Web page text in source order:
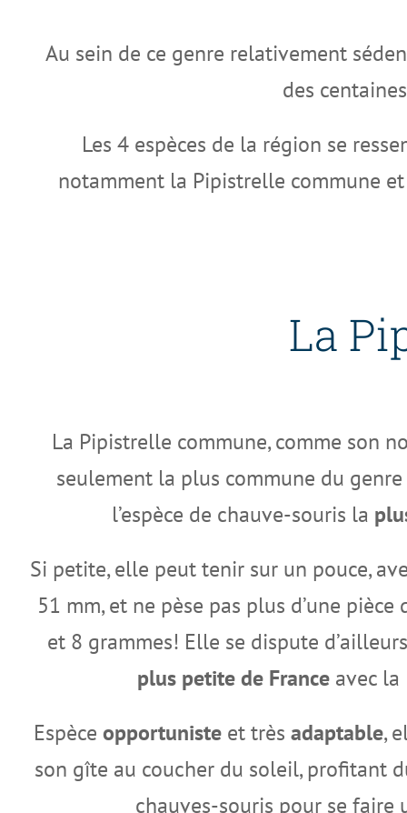
Au sein de ce genre relativement
des
Les 4 espèces de la région se
notamment la Pipistrelle commune
La
La Pipistrelle commune, comme son
seulement la plus commune du
l’espèce de chauve-souris la
Si petite, elle peut tenir sur un pouce,
51 mm, et ne pèse pas plus d’une
et 8 grammes! Elle se dispute
plus petite de Franceavec la
Espèceopportuniste et trèsadaptable,
son gîte au coucher du soleil, profitant
chauves-souris pour se faire